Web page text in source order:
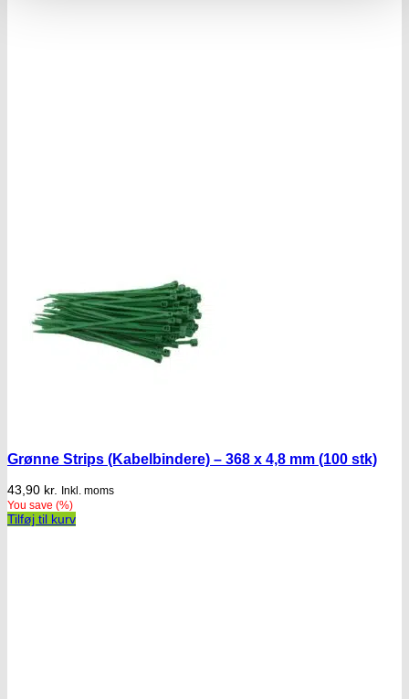
Grønne Strips (Kabelbindere) – 368 x 4,8 mm (100 stk)
43,90 kr. Inkl. moms
You save (%)
Tilføj til kurv